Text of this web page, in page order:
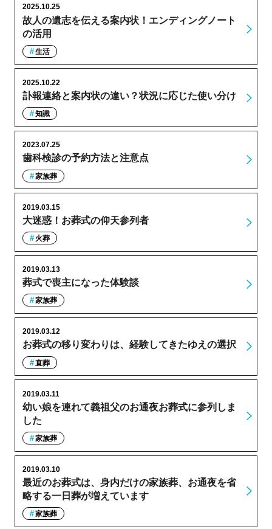
故人の遺志を伝える案内状！エンディングノート
の活用
2025.10.25
生活
訃報連絡と案内状の違い？状況に応じた使い分け
2025.10.22
知識
歯科検診の予約方法と注意点
2023.07.25
家族葬
大迷惑！お葬式の仰天参列者
2019.03.15
火葬
葬式で喪主になった体験談
2019.03.13
家族葬
お葬式の移り変わりは、経験してきたゆえの選択
2019.03.12
直葬
幼い娘を連れて義祖父のお通夜お葬式に参列しま
した
2019.03.11
家族葬
最近のお葬式は、身内だけの家族葬、お通夜を省
略する一日葬が増えています
2019.03.10
家族葬